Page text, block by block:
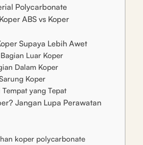
Polycarbonate
ABS vs Koper
Supaya Lebih Awet
Luar Koper
Dalam Koper
Koper
yang Tepat
Jangan Lupa Perawatan
koper polycarbonate